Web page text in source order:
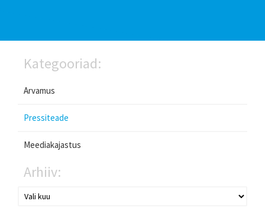
Kategooriad:
Arvamus
Pressiteade
Meediakajastus
Arhiiv: